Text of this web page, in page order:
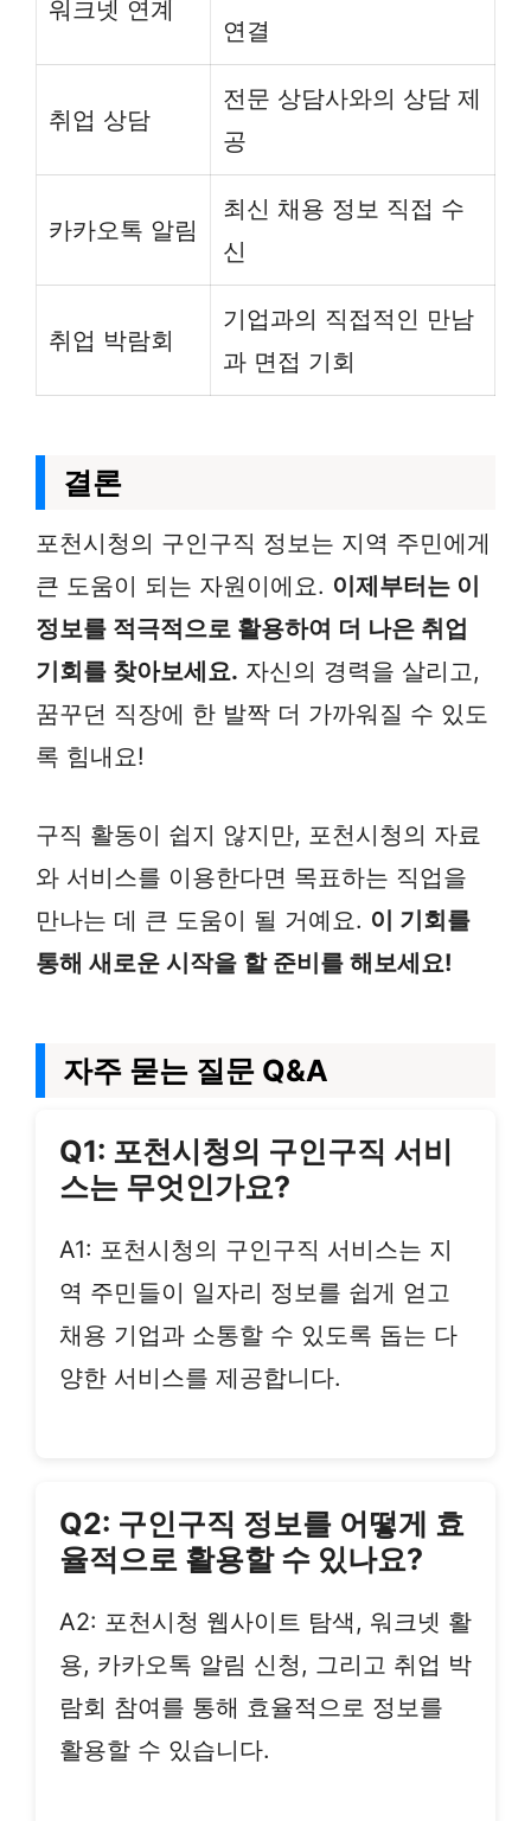
워크넷 연계
연결
취업 상담
전문 상담사와의 상담 제
공
카카오톡 알림
최신 채용 정보 직접 수
신
취업 박람회
기업과의 직접적인 만남
과 면접 기회
결론
포천시청의 구인구직 정보는 지역 주민에게
큰 도움이 되는 자원이에요. 이제부터는 이
정보를 적극적으로 활용하여 더 나은 취업
기회를 찾아보세요. 자신의 경력을 살리고,
꿈꾸던 직장에 한 발짝 더 가까워질 수 있도
록 힘내요!
구직 활동이 쉽지 않지만, 포천시청의 자료
와 서비스를 이용한다면 목표하는 직업을
만나는 데 큰 도움이 될 거예요. 이 기회를
통해 새로운 시작을 할 준비를 해보세요!
자주 묻는 질문 Q&A
Q1: 포천시청의 구인구직 서비
스는 무엇인가요?
A1: 포천시청의 구인구직 서비스는 지
역 주민들이 일자리 정보를 쉽게 얻고
채용 기업과 소통할 수 있도록 돕는 다
양한 서비스를 제공합니다.
Q2: 구인구직 정보를 어떻게 효
율적으로 활용할 수 있나요?
A2: 포천시청 웹사이트 탐색, 워크넷 활
용, 카카오톡 알림 신청, 그리고 취업 박
람회 참여를 통해 효율적으로 정보를
활용할 수 있습니다.